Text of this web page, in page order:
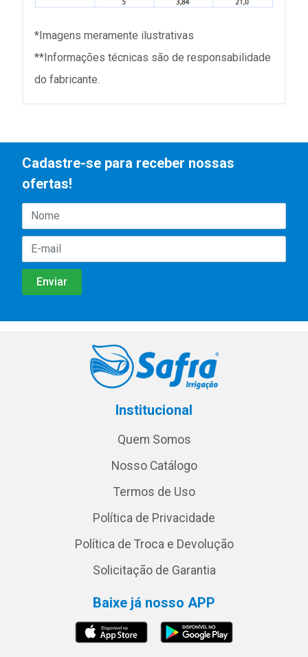
*Imagens meramente ilustrativas
**Informações técnicas são de responsabilidade
do fabricante.
Cadastre-se para receber nossas
ofertas!
Institucional
Quem Somos
Nosso Catálogo
Termos de Uso
Política de Privacidade
Política de Troca e Devolução
Solicitação de Garantia
Baixe já nosso APP